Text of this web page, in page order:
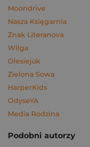
Moondrive
Nasza Księgarnia
Znak Literanova
Wilga
Olesiejuk
Zielona Sowa
HarperKids
OdyseYA
Media Rodzina
Podobni autorzy